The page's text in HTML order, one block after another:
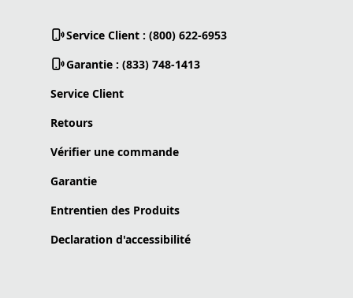
Service Client : (800) 622-6953
Garantie : (833) 748-1413
Service Client
Retours
Vérifier une commande
Garantie
Entrentien des Produits
Declaration d'accessibilité